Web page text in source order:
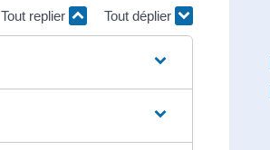
Tout replier Tout déplier